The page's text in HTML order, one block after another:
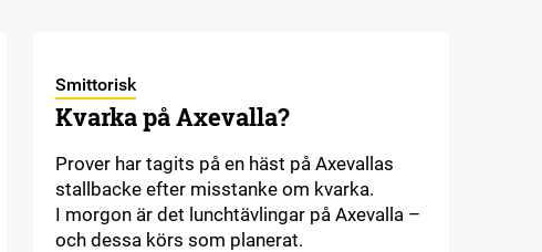
Smittorisk
Kvarka på Axevalla?
Prover har tagits på en häst på Axevallas
stallbacke efter misstanke om kvarka.
I morgon är det lunchtävlingar på Axevalla –
och dessa körs som planerat.